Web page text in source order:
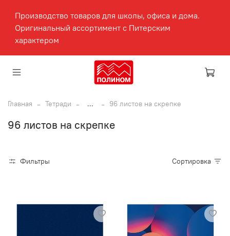
Производство товаров для школы, офиса и дома.
Оригинальный ассортимент с Питерским
характером
Главная Тетради ... 96 листов на скрепке
96 листов на скрепке
Фильтры Сортировка